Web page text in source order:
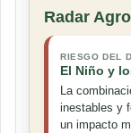
Radar
RIESGO DEL
El Niño y
La
inestables y
un impacto